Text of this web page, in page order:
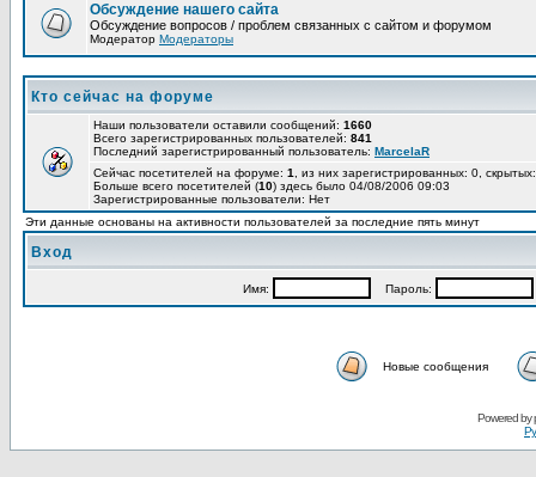
Обсуждение нашего сайта
Обсуждение вопросов / проблем связанных с сайтом и форумом
Модератор Модераторы
Кто сейчас на форуме
Наши пользователи оставили сообщений: 1660
Всего зарегистрированных пользователей: 841
Последний зарегистрированный пользователь: MarcelaR
Сейчас посетителей на форуме: 1
, из них зарегистрированных: 0,
Больше всего посетителей (10) здесь было 04/08/2006 09:03
Зарегистрированные пользователи: Нет
Эти данные основаны на активности пользователей за последние пять минут
Вход
Имя: Пароль:
Новые сообщения
Powered by